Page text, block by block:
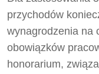
przychodów
wynagrodzenia na
obowiązków
honorarium,